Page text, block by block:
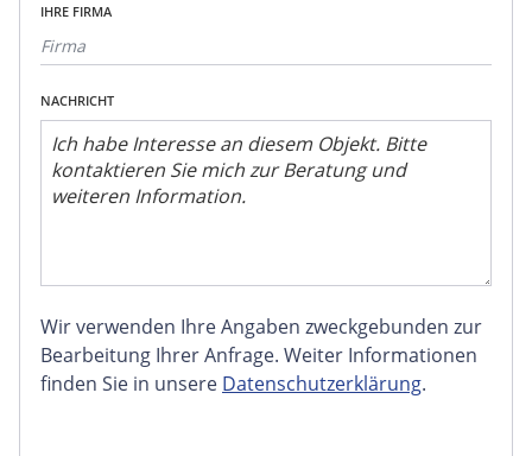
IHRE FIRMA
NACHRICHT
Wir verwenden Ihre Angaben zweckgebunden zur
Bearbeitung Ihrer Anfrage. Weiter Informationen
finden Sie in unsere Datenschutzerklärung.
FACEBOOK